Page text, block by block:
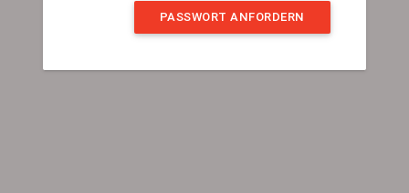
PASSWORT ANFORDERN